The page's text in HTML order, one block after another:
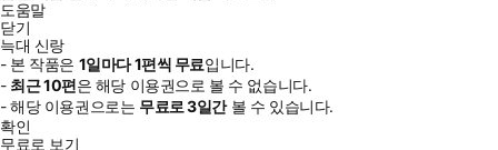
도움말
닫기
늑대 신랑
- 본 작품은 1일마다1편씩 무료입니다.
- 최근10편은 해당 이용권으로 볼 수 없습니다.
- 해당 이용권으로는 무료로3일간볼 수 있습니다.
확인
무료로 보기